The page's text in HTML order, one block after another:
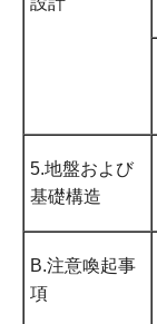
5.地盤および
基礎構造
B.注意喚起事
項